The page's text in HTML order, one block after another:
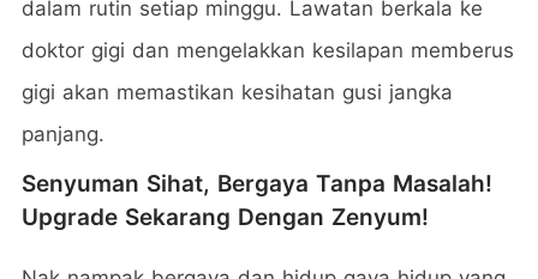
dalam rutin setiap minggu. Lawatan berkala ke
doktor gigi dan mengelakkan kesilapan memberus
gigi akan memastikan kesihatan gusi jangka
panjang.
Senyuman Sihat, Bergaya Tanpa Masalah!
Upgrade Sekarang Dengan Zenyum!